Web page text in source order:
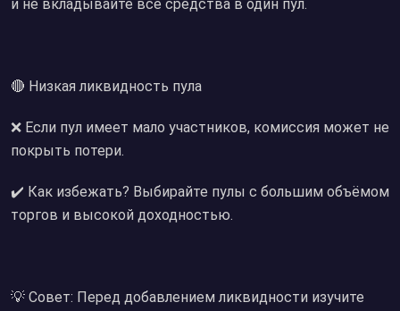
и не вкладывайте все средства в один пул.
🔴 Низкая ликвидность пула
❌ Если пул имеет мало участников, комиссия может не
покрыть потери.
✔️ Как избежать? Выбирайте пулы с большим объёмом
торгов и высокой доходностью.
💡 Совет: Перед добавлением ликвидности изучите